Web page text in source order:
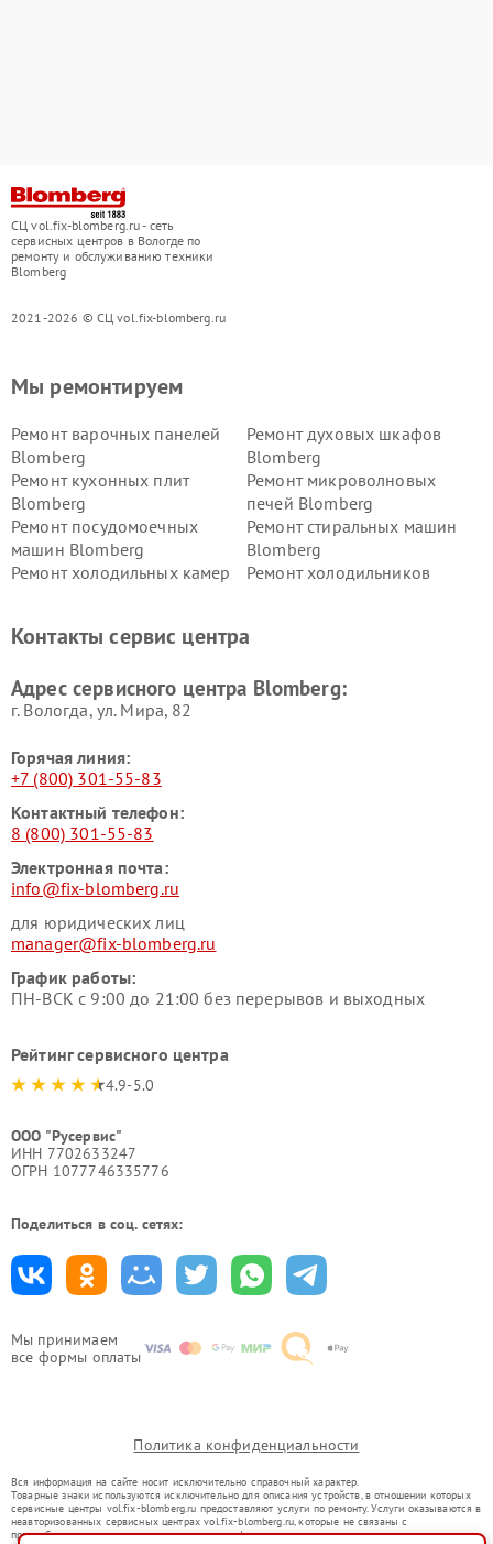
СЦ vol.fix-blomberg.ru - сеть
сервисных центров в Вологде по
ремонту и обслуживанию техники
Blomberg
2021-2026 © СЦ vol.fix-blomberg.ru
Мы принимаем
все формы оплаты
Мы ремонтируем
Ремонт варочных панелей
Blomberg
Ремонт духовых шкафов
Blomberg
Ремонт кухонных плит
Blomberg
Ремонт микроволновых
печей Blomberg
Ремонт посудомоечных
машин Blomberg
Ремонт стиральных машин
Blomberg
Ремонт холодильных камер
Ремонт холодильников
Контакты сервис центра
Адрес сервисного центра Blomberg:
г. Вологда, ул. Мира, 82
Горячая линия:
+7 (800) 301-55-83
Контактный телефон:
8 (800) 301-55-83
Электронная почта:
info@fix-blomberg.ru
для юридических лиц
manager@fix-blomberg.ru
График работы:
ПН-ВСК с 9:00 до 21:00 без перерывов и выходных
Рейтинг сервисного центра
4.9-5.0
ООО "Русервис"
ИНН 7702633247
ОГРН 1077746335776
Поделиться в соц. сетях:
Политика конфиденциальности
Вся информация на сайте носит исключительно справочный характер.
Товарные знаки используются исключительно для описания устройств, в отношении которых
сервисные центры vol.fix-blomberg.ru предоставляют услуги по ремонту. Услуги оказываются в
неавторизованных сервисных центрах vol.fix-blomberg.ru, которые не связаны с
правообладателями товарных знаков или их официальными представителями.